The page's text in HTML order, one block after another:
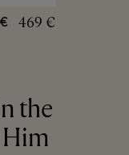
469 €
the